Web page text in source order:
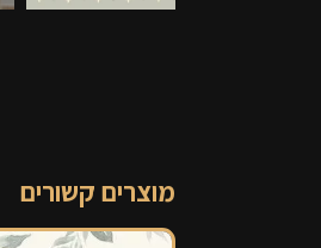
מוצרים קשורים